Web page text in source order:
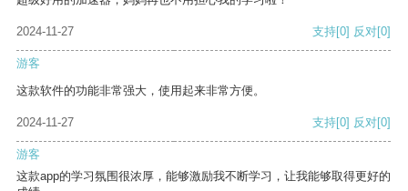
2024-11-27 支持[0] 反对[0]
游客
这款软件的功能非常强大，使用起来非常方便。
2024-11-27 支持[0] 反对[0]
游客
这款app的学习氛围很浓厚，能够激励我不断学习，让我能够取得更好的